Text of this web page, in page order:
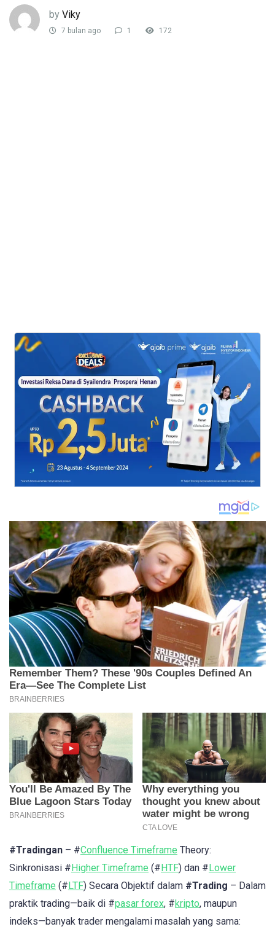
by Viky
7 bulan ago 1 172
#Tradingan – #Confluence Timeframe Theory:
Sinkronisasi #Higher Timeframe (#HTF) dan #Lower
Timeframe (#LTF) Secara Objektif dalam #Trading – Dalam
praktik trading—baik di #pasar forex, #kripto, maupun
indeks—banyak trader mengalami masalah yang sama: